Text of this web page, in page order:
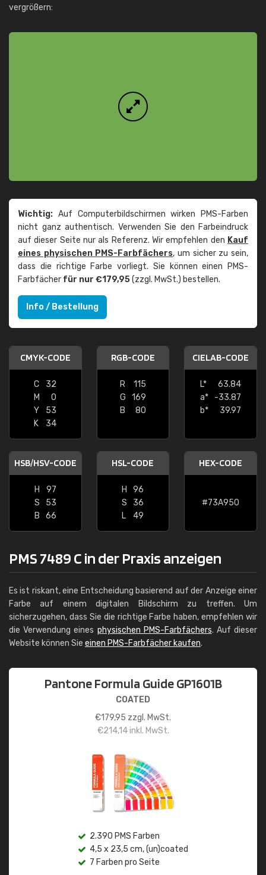
vergrößern:
Wichtig: Auf Computerbildschirmen wirken PMS-Farben
nicht ganz authentisch. Verwenden Sie den Farbeindruck
auf dieser Seite nur als Referenz. Wir empfehlen den Kauf
eines physischen PMS-Farbfächers, um sicher zu sein,
dass die richtige Farbe vorliegt. Sie können einen PMS-
Farbfächer für nur €179,95(zzgl. MwSt.) bestellen.
Info / Bestellung
CMYK-CODE
C
32
M
0
Y
53
K
34
RGB-CODE
R
115
G
169
B
80
CIELAB-CODE
L*
63.84
a*
-33.87
b*
39.97
HSB/HSV-CODE
H
97
S
53
B
66
HSL-CODE
H
96
S
36
L
49
HEX-CODE
#73A950
PMS 7489 C in der Praxis anzeigen
Es ist riskant, eine Entscheidung basierend auf der Anzeige einer
Farbe auf einem digitalen Bildschirm zu treffen. Um
sicherzugehen, dass Sie die richtige Farbe haben, empfehlen wir
die Verwendung eines physischen PMS-Farbfächers. Auf dieser
Website können Sie einen PMS-Farbfächer kaufen.
Pantone Formula Guide GP1601B
COATED
€179,95 zzgl. MwSt.
€214,14inkl. MwSt.
2.390 PMS Farben
4,5 x 23,5 cm, (un)coated
7 Farben pro Seite